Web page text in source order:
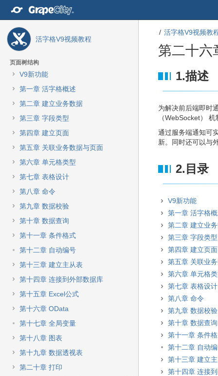
活字格V9视频教程
页面树结构
V9新功能
第一章 活字格概述
第二章 建立业务数据
第三章 字段类型
第四章 建立页面
第五章 关联业务数据与页面
第六章 单元格类型
第七章 表格设计
第八章 命令
第九章 数据校验
第十章 数据查询
第十一章 条件格式
第十二章 自动编号
第十三章 建立主从表
第十四章 连接到外部数据库
第十五章 Excel公式
第十六章 OData
第十七章 全局变量
第十八章 图表
第十九章 数据透视表
第二十章 打印
活字格V9视频教
第二十六
转
元
据
结
尾
转
元
据
起
始
1.描述
为解决前后端即时
（WebSocket）
通过服务端通知可
新。同时还可以与
2.目录
V9新功能
第一章 活字格
第二章 建立业
第三章 字段类型
第四章 建立页面
第五章 关联业
第六章 单元格
第七章 表格设计
第八章 命令
第九章 数据校验
第十章 数据查询
第十一章 条件
第十二章 自动
第十三章 建立
第十四章 连接